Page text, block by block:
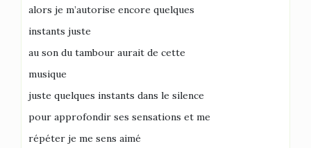
alors je m’autorise encore quelques
instants juste
au son du tambour aurait de cette
musique
juste quelques instants dans le silence
pour approfondir ses sensations et me
répéter je me sens aimé